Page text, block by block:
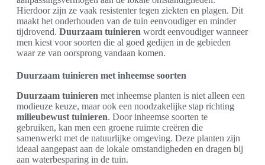
Hierdoor zijn ze vaak resistenter tegen ziekten en plagen. Dit
maakt het onderhouden van de tuin eenvoudiger en minder
tijdrovend. Duurzaam tuinieren wordt eenvoudiger wanneer
men kiest voor soorten die al goed gedijen in de gebieden
waar ze van oorsprong vandaan komen.
Duurzaam tuinieren met inheemse soorten
Duurzaam tuinieren met inheemse planten is niet alleen een
modieuze keuze, maar ook een noodzakelijke stap richting
milieubewust tuinieren. Door inheemse soorten te
gebruiken, kan men een groene ruimte creëren die
samenwerkt met de natuurlijke omgeving. Deze planten zijn
ideaal aangepast aan de lokale omstandigheden en dragen bij
aan waterbesparing in de tuin.